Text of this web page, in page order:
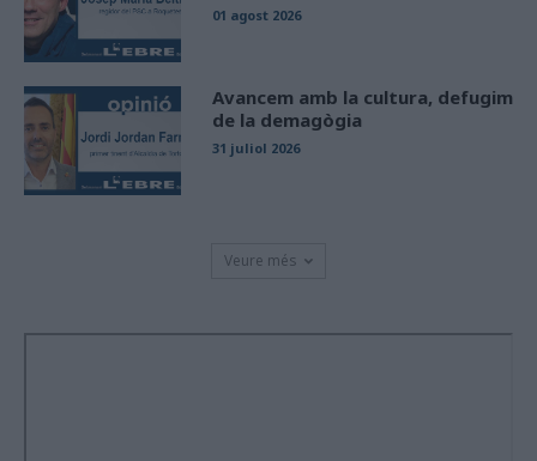
01 agost 2026
Avancem amb la cultura, defugim
de la demagògia
31 juliol 2026
Veure més